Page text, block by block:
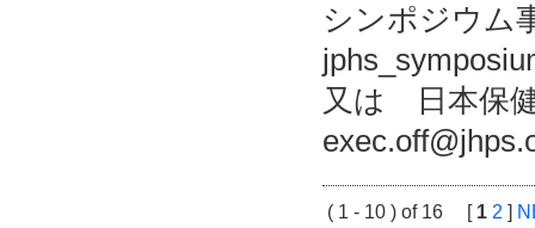
シンポジウム
又は 日本保
( 1 - 10 ) of 16 [ 1 2 ]